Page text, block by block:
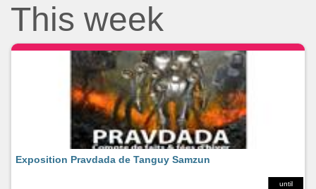
This week
until
Exposition Pravdada de Tanguy Samzun